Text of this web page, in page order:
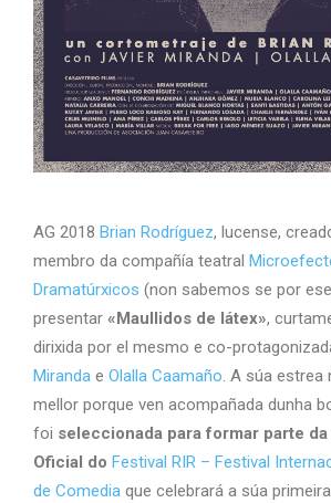
AG 2018 Brian Rodríguez, lucense,
membro da compañía teatral
Dramatúrxicos (non sabemos se por
presentar «Maullidos de látex»,
dirixida por el mesmo e co-
Miranda e Olalla Caamaño. A súa estrea
mellor porque ven acompañada dunha
foi seleccionada para formar parte
Oficial do Festival RIR – Festival
de Comedia que celebrará a súa